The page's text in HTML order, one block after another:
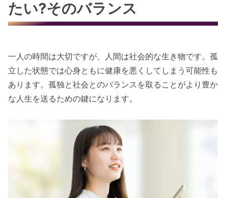
たい?そのバランス
一人の時間は大切ですが、人間は社会的な生き物です。孤
立した状態では心身ともに健康を悪くしてしまう可能性も
あります。孤独と社会とのバランスを取ることがより豊か
な人生を送るための鍵になります。